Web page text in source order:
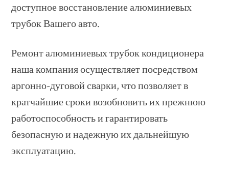
доступное восстановление алюминиевых
трубок Вашего авто.
Ремонт алюминиевых трубок кондиционера
наша компания осуществляет посредством
аргонно-дуговой сварки, что позволяет в
кратчайшие сроки возобновить их прежнюю
работоспособность и гарантировать
безопасную и надежную их дальнейшую
эксплуатацию.